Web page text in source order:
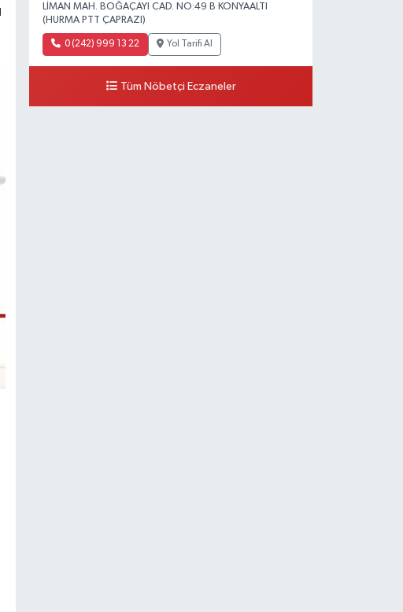
LİMAN MAH. BOĞAÇAYI CAD. NO:49 B KONYAALTI
(HURMA PTT ÇAPRAZI)
0 (242) 999 13 22 Yol Tarifi Al
Tüm Nöbetçi Eczaneler